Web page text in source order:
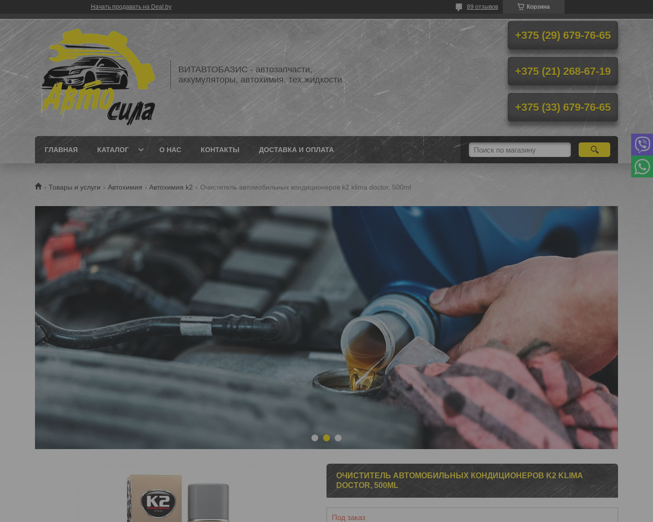
Начать продавать на Deal.by Корзина
89 отзывов
ВИТАВТОБАЗИС - автозапчасти,
аккумуляторы, автохимия, тех.жидкости
+375 (29) 679-76-65
+375 (21) 268-67-19
+375 (33) 679-76-65
ГЛАВНАЯ КАТАЛОГ О НАС КОНТАКТЫ ДОСТАВКА И ОПЛАТА
Товары и услуги Автохимия Автохимия k2 Очиститель автомобильных кондиционеров k2 klima doctor, 500ml
ОЧИСТИТЕЛЬ АВТОМОБИЛЬНЫХ КОНДИЦИОНЕРОВ K2 KLIMA
DOCTOR, 500ML
Под заказ